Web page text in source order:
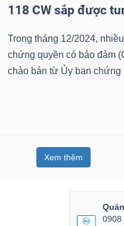
118 CW sắp được
Trong tháng 12/2024,
chứng quyền có bảo đảm
chào bán từ Ủy ban chứng
Xem thêm
0908